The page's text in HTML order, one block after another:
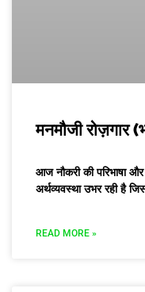
मनमौजी रोज़गार
आज नौकरी की परिभाषा
अर्थव्यवस्था उभर रही है
READ MORE »